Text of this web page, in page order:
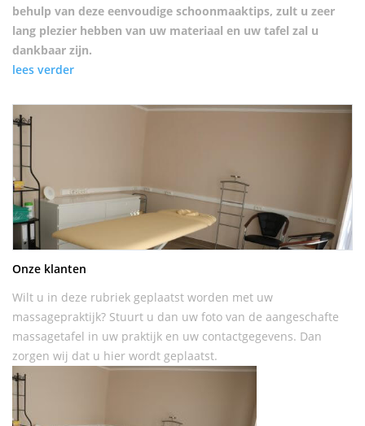
behulp van deze eenvoudige schoonmaaktips, zult u zeer
lang plezier hebben van uw materiaal en uw tafel zal u
dankbaar zijn.
lees verder
Onze klanten
Wilt u in deze rubriek geplaatst worden met uw
massagepraktijk? Stuurt u dan uw foto van de aangeschafte
massagetafel in uw praktijk en uw contactgegevens. Dan
zorgen wij dat u hier wordt geplaatst.